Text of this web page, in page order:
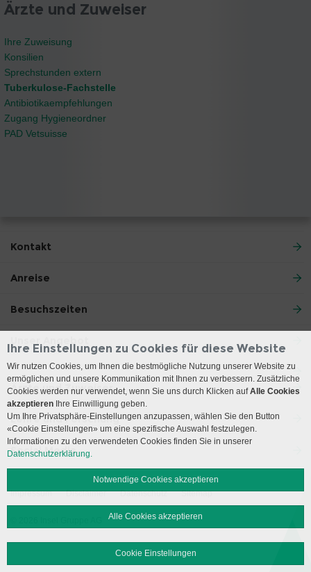
Ärzte und Zuweiser
Ihre Zuweisung
Konsilien
Sprechstunden extern
Tuberkulose-Fachstelle
Antibiotikaempfehlungen
Zugang Hygieneordner
PAD Vetsuisse
Kontakt
Anreise
Besuchszeiten
Ärzte und Zuweiser
Lehre und Forschung
Social Media
Impressum Disclaimer Datenschutz Sitemap
Ihre Einstellungen zu Cookies für diese Website
Wir nutzen Cookies, um Ihnen die bestmögliche Nutzung unserer Website zu
ermöglichen und unsere Kommunikation mit Ihnen zu verbessern. Zusätzliche
Cookies werden nur verwendet, wenn Sie uns durch Klicken aufAlle Cookies
akzeptieren Ihre Einwilligung geben.
Um Ihre Privatsphäre-Einstellungen anzupassen, wählen Sie den Button
«Cookie Einstellungen» um eine spezifische Auswahl festzulegen.
Informationen zu den verwendeten Cookies finden Sie in unserer
Datenschutzerklärung.
Notwendige Cookies akzeptieren
Alle Cookies akzeptieren
Cookie Einstellungen